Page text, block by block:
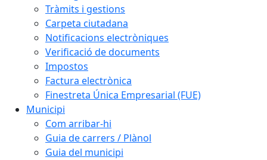
Tràmits i gestions
Carpeta ciutadana
Notificacions electròniques
Verificació de documents
Impostos
Factura electrònica
Finestreta Única Empresarial (FUE)
Municipi
Com arribar-hi
Guia de carrers / Plànol
Guia del municipi